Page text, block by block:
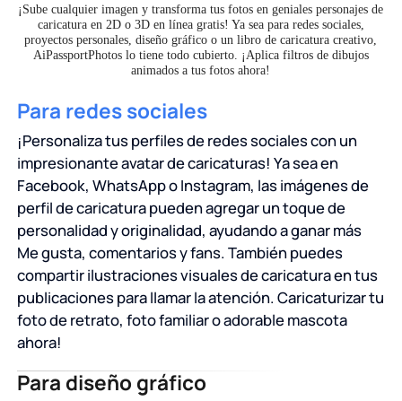
¡Sube cualquier imagen y transforma tus fotos en geniales personajes de
caricatura en 2D o 3D en línea gratis! Ya sea para redes sociales,
proyectos personales, diseño gráfico o un libro de caricatura creativo,
AiPassportPhotos lo tiene todo cubierto. ¡Aplica filtros de dibujos
animados a tus fotos ahora!
Para redes sociales
¡Personaliza tus perfiles de redes sociales con un
impresionante avatar de caricaturas! Ya sea en
Facebook, WhatsApp o Instagram, las imágenes de
perfil de caricatura pueden agregar un toque de
personalidad y originalidad, ayudando a ganar más
Me gusta, comentarios y fans. También puedes
compartir ilustraciones visuales de caricatura en tus
publicaciones para llamar la atención. Caricaturizar tu
foto de retrato, foto familiar o adorable mascota
ahora!
Para diseño gráfico